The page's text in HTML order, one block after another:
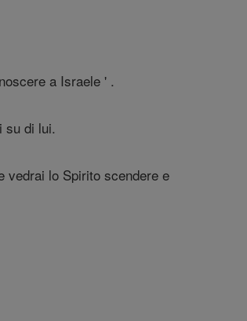
a Israele ' .
su di lui.
vedrai lo Spirito scendere e